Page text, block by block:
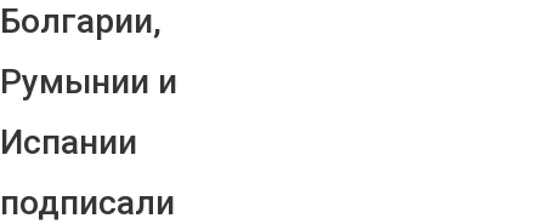
Болгарии,
Румынии и
Испании
подписали